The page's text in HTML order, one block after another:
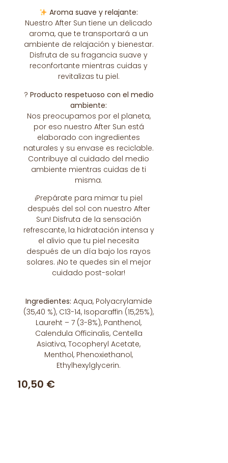
Aroma suave y relajante:
Nuestro After Sun tiene un delicado
aroma, que te transportará a un
ambiente de relajación y bienestar.
Disfruta de su fragancia suave y
reconfortante mientras cuidas y
revitalizas tu piel.
? Producto respetuoso con el medio
ambiente:
Nos preocupamos por el planeta,
por eso nuestro After Sun está
elaborado con ingredientes
naturales y su envase es reciclable.
Contribuye al cuidado del medio
ambiente mientras cuidas de ti
misma.
¡Prepárate para mimar tu piel
después del sol con nuestro After
Sun! Disfruta de la sensación
refrescante, la hidratación intensa y
el alivio que tu piel necesita
después de un día bajo los rayos
solares. ¡No te quedes sin el mejor
cuidado post-solar!
Ingredientes: Aqua, Polyacrylamide
(35,40 %), C13-14, Isoparaffin (15,25%),
Laureht – 7 (3-8%), Panthenol,
Calendula Officinalis, Centella
Asiativa, Tocopheryl Acetate,
Menthol, Phenoxiethanol,
Ethylhexylglycerin.
10,50 €